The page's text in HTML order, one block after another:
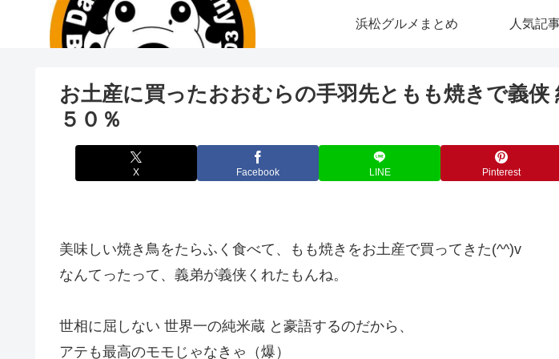
浜松グルメまとめ 人気記
お土産に買ったおおむらの手羽先ともも焼きで義侠
５０％
X Facebook LINE Pinterest
美味しい焼き鳥をたらふく食べて、もも焼きをお土産で買ってきた(^^)v
なんてったって、義弟が義侠くれたもんね。
世相に屈しない 世界一の純米蔵 と豪語するのだから、
アテも最高のモモじゃなきゃ（爆）